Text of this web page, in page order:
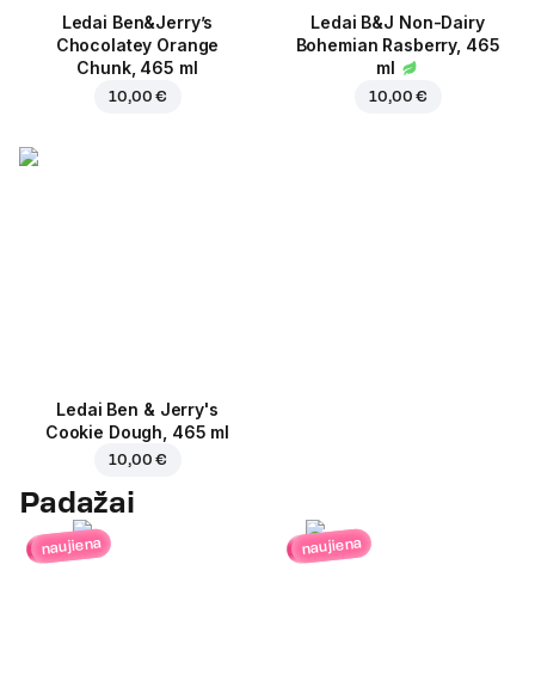
Ledai Ben&Jerry’s
Chocolatey Orange
Chunk, 465 ml
10,00 €
Ledai B&J Non-Dairy
Bohemian Rasberry, 465
ml
10,00 €
Ledai Ben & Jerry's
Cookie Dough, 465 ml
10,00 €
Padažai
naujiena naujiena